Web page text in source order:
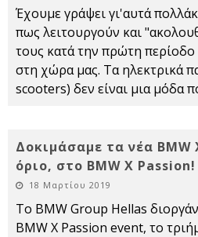
Έχουμε γράψει γι'αυτά
πως λειτουργούν και
τους κατά την πρώτη
στη χώρα μας. Τα ηλεκτρικά
scooters) δεν είναι μια μόδα
Δοκιμάσαμε τα νέα
όριο, στο BMW X Passion!
18 Μαρτίου 2019
Το BMW Group Hellas
BMW X Passion event, το